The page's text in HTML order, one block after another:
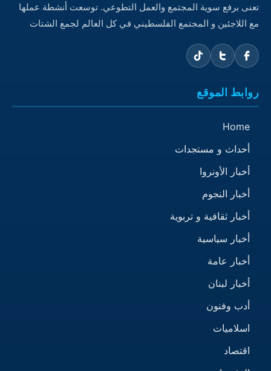
تعنى برفع سوية المجتمع والعمل التطوعي. توسعت أنشطة عملها
مع اللاجئين و المجتمع الفلسطيني في كل العالم لجمع الشتات
روابط الموقع
Home
أحداث و مستجدات
أخبار الأونروا
أخبار النجوم
أخبار ثقافية و تربوية
أخبار سياسية
أخبار عامة
أخبار لبنان
أدب وفنون
اسلاميات
اقتصاد